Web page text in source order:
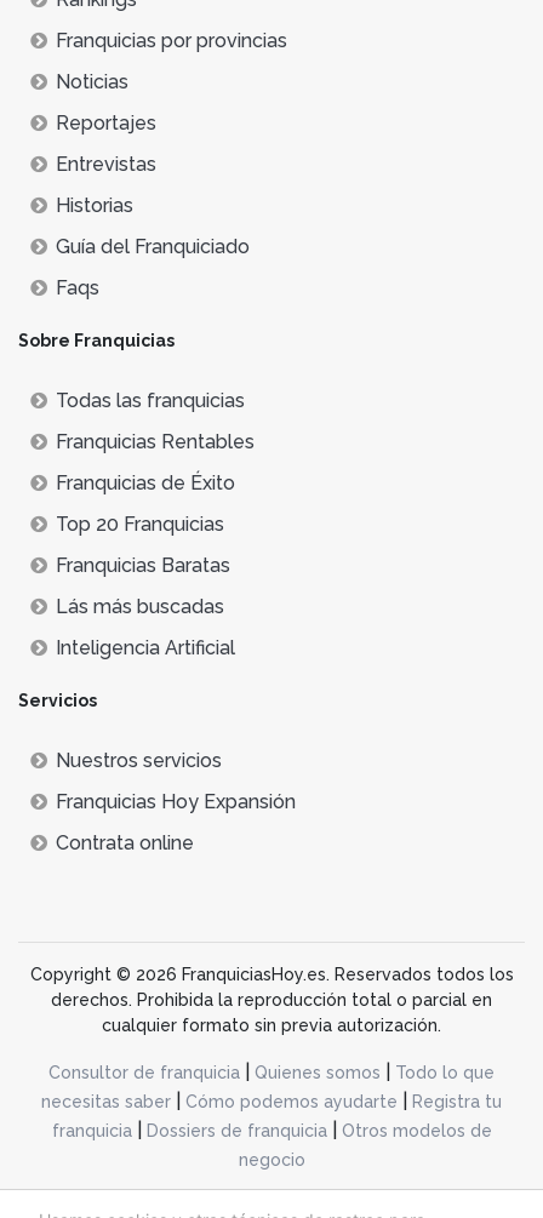
Franquicias por provincias
Noticias
Reportajes
Entrevistas
Historias
Guía del Franquiciado
Faqs
Sobre Franquicias
Todas las franquicias
Franquicias Rentables
Franquicias de Éxito
Top 20 Franquicias
Franquicias Baratas
Lás más buscadas
Inteligencia Artificial
Servicios
Nuestros servicios
Franquicias Hoy Expansión
Contrata online
Copyright © 2026 FranquiciasHoy.es. Reservados todos los
derechos. Prohibida la reproducción total o parcial en
cualquier formato sin previa autorización.
Consultor de franquicia Quienes somos
Todo lo que
necesitas saber
Cómo podemos ayudarte
Registra tu
franquicia| Dossiers de franquicia|
Otros modelos de
negocio